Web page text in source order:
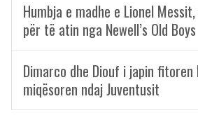
Humbja e madhe e Lionel
për të atin nga Newell’s Old Boys
Dimarco dhe Diouf i japin
miqësoren ndaj Juventusit